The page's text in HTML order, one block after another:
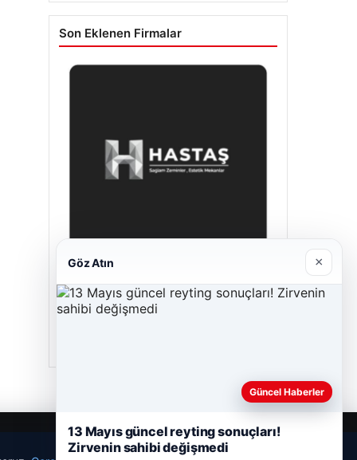
Son Eklenen Firmalar
Hastaş Beton
26/05/2026
Göz Atın ×
Güncel Haberler
13 Mayıs güncel reyting sonuçları!
Zirvenin sahibi değişmedi